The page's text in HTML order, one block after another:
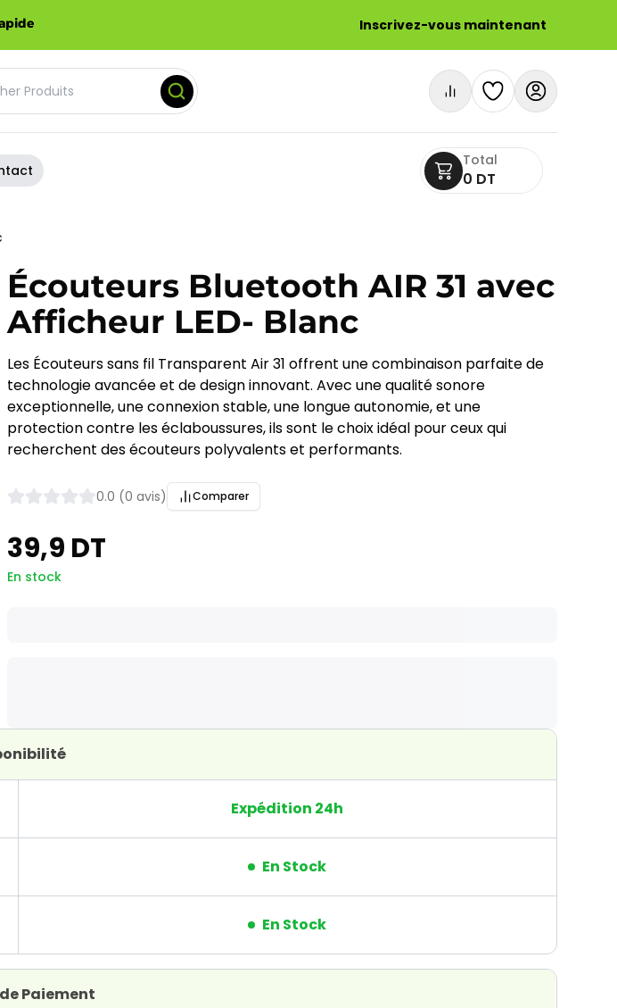
Inscrivez-vous maintenant
Total
0 DT
Écouteurs Bluetooth AIR 31 avec
Afficheur LED- Blanc
Les Écouteurs sans fil Transparent Air 31 offrent une combinaison parfaite de
technologie avancée et de design innovant. Avec une qualité sonore
exceptionnelle, une connexion stable, une longue autonomie, et une
protection contre les éclaboussures, ils sont le choix idéal pour ceux qui
recherchent des écouteurs polyvalents et performants.
0.0 (0 avis) Comparer
39,9 DT
En stock
Expédition 24h
En Stock
En Stock
Paiement